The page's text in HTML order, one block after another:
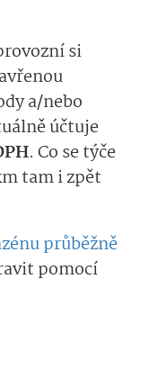
si
a/nebo
účtuje
. Co se týče
tam i zpět
průběžně
pomocí